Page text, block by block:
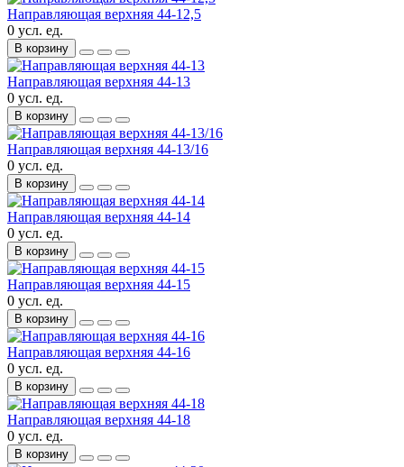
Направляющая верхняя 44-12,5
0 усл. ед.
В корзину
Направляющая верхняя 44-13
0 усл. ед.
В корзину
Направляющая верхняя 44-13/16
0 усл. ед.
В корзину
Направляющая верхняя 44-14
0 усл. ед.
В корзину
Направляющая верхняя 44-15
0 усл. ед.
В корзину
Направляющая верхняя 44-16
0 усл. ед.
В корзину
Направляющая верхняя 44-18
0 усл. ед.
В корзину